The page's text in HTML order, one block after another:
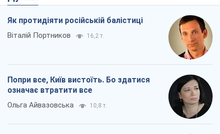
Як протидіяти російській балістиці
Віталій Портников 16,2 т.
Попри все, Київ вистоїть. Бо здатися
означає втратити все
Ольга Айвазовська 10,8 т.